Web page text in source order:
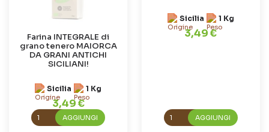
Farina INTEGRALE di
grano tenero MAIORCA
DA GRANI ANTICHI
SICILIANI!
Sicilia 1 Kg
3,49 €
AGGIUNGI
Sicilia 1 Kg
3,49 €
AGGIUNGI